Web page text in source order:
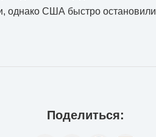
однако США быстро остановили
Поделиться: